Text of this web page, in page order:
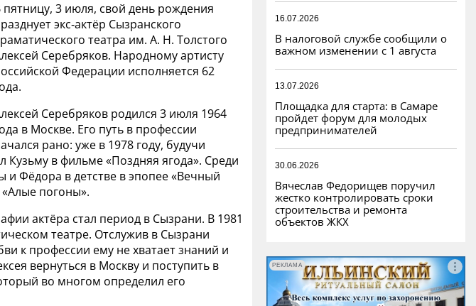
пятницу, 3 июля, свой день рождения
экс‑актёр Сызранского
театра им. А. Н. Толстого
Серебряков. Народному артисту
Федерации исполняется 62
Серебряков родился 3 июля 1964
в Москве. Его путь в профессии
рано: уже в 1978 году, будучи
в фильме «Поздняя ягода». Среди
Фёдора в детстве в эпопее «Вечный
погоны».
актёра стал период в Сызрани. В 1981
театре. Отслужив в Сызрани
к профессии ему не хватает знаний и
вернуться в Москву и поступить в
во многом определил его
16.07.2026
В налоговой службе сообщили о
важном изменении с 1 августа
13.07.2026
Площадка для старта: в Самаре
пройдет форум для молодых
предпринимателей
30.06.2026
Вячеслав Федорищев поручил
жестко контролировать сроки
строительства и ремонта
объектов ЖКХ
РЕКЛАМА